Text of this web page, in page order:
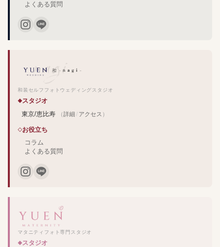
よくある質問
和装セルフフォトウェディングスタジオ
スタジオ
東京/恵比寿
（詳細 / アクセス ）
お役立ち
コラム
よくある質問
マタニティフォト専門スタジオ
スタジオ